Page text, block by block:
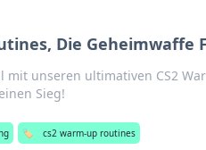
Die Geheimwaffe
mit unseren ultimativen CS2
Sieg!
🏷️ cs2 warm-up routines